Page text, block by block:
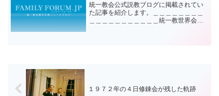
統一教会公式説教ブログに掲載されてい
た記事を紹介します。＿＿＿＿＿＿＿＿
＿＿＿＿＿＿＿＿＿＿＿統一教世界会
１９７２年の４日修錬会が残した軌跡